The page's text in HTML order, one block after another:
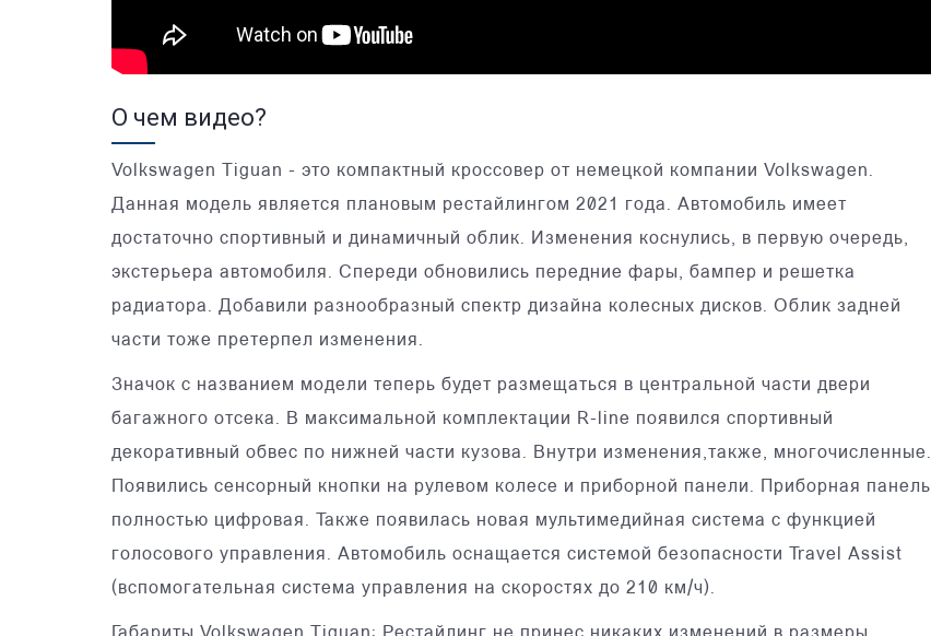
О чем видео?
Volkswagen Tiguan - это компактный кроссовер от немецкой компании Volkswagen.
Данная модель является плановым рестайлингом 2021 года. Автомобиль имеет
достаточно спортивный и динамичный облик. Изменения коснулись, в первую очередь,
экстерьера автомобиля. Спереди обновились передние фары, бампер и решетка
радиатора. Добавили разнообразный спектр дизайна колесных дисков. Облик задней
части тоже претерпел изменения.
Значок с названием модели теперь будет размещаться в центральной части двери
багажного отсека. В максимальной комплектации R-line появился спортивный
декоративный обвес по нижней части кузова. Внутри изменения,также, многочисленные.
Появились сенсорный кнопки на рулевом колесе и приборной панели. Приборная панель
полностью цифровая. Также появилась новая мультимедийная система с функцией
голосового управления. Автомобиль оснащается системой безопасности Travel Assist
(вспомогательная система управления на скоростях до 210 км/ч).